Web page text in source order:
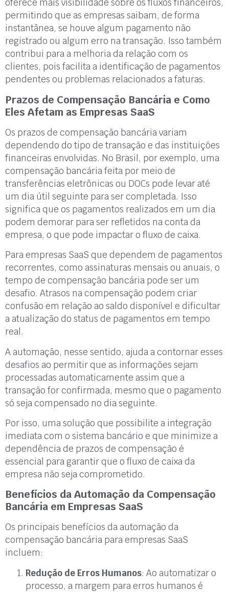
oferece mais visibilidade sobre os fluxos financeiros,
permitindo que as empresas saibam, de forma
instantânea, se houve algum pagamento não
registrado ou algum erro na transação. Isso também
contribui para a melhoria da relação com os
clientes, pois facilita a identificação de pagamentos
pendentes ou problemas relacionados a faturas.
Prazos de Compensação Bancária e Como
Eles Afetam as Empresas SaaS
Os prazos de compensação bancária variam
dependendo do tipo de transação e das instituições
financeiras envolvidas. No Brasil, por exemplo, uma
compensação bancária feita por meio de
transferências eletrônicas ou DOCs pode levar até
um dia útil seguinte para ser completada. Isso
significa que os pagamentos realizados em um dia
podem demorar para ser refletidos na conta da
empresa, o que pode impactar o fluxo de caixa.
Para empresas SaaS que dependem de pagamentos
recorrentes, como assinaturas mensais ou anuais, o
tempo de compensação bancária pode ser um
desafio. Atrasos na compensação podem criar
confusão em relação ao saldo disponível e dificultar
a atualização do status de pagamentos em tempo
real.
A automação, nesse sentido, ajuda a contornar esses
desafios ao permitir que as informações sejam
processadas automaticamente assim que a
transação for confirmada, mesmo que o pagamento
só seja compensado no dia seguinte.
Por isso, uma solução que possibilite a integração
imediata com o sistema bancário e que minimize a
dependência de prazos de compensação é
essencial para garantir que o fluxo de caixa da
empresa não seja comprometido.
Benefícios da Automação da Compensação
Bancária em Empresas SaaS
Os principais benefícios da automação da
compensação bancária para empresas SaaS
incluem:
Redução de Erros Humanos: Ao automatizar o
processo, a margem para erros humanos é